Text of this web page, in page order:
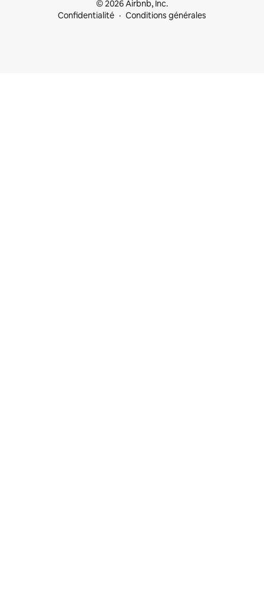
© 2026 Airbnb, Inc.
Confidentialité
Conditions générales